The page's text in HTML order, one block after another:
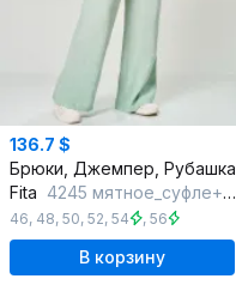
136.7 $
Брюки, Джемпер, Рубашка
Fita 4245 мятное_суфле+молочный
46, 48, 50, 52, 54 , 56
В корзину